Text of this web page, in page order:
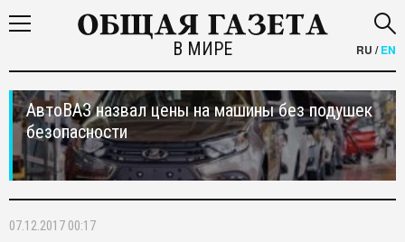
В МИРЕ RU /EN
АвтоВАЗ назвал цены на машины без подушек
безопасности
07.12.2017 00:17